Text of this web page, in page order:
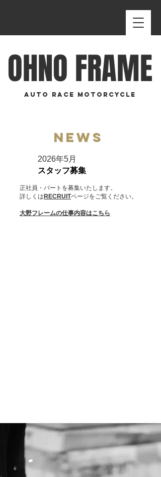
OHNO FRAME
AUTO RACE MOTORCYCLE
NEWS
2026年5月
スタッフ募集
​正社員 ・パートを募集いたします。
詳しくは RECRUITページをご覧ください。
大野フレームの仕事内容はこちら